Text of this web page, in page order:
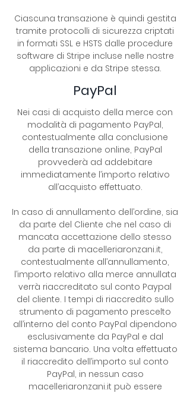
Ciascuna transazione è quindi gestita
tramite protocolli di sicurezza criptati
in formati SSL e HSTS dalle procedure
software di Stripe incluse nelle nostre
applicazioni e da Stripe stessa.
PayPal
Nei casi di acquisto della merce con
modalità di pagamento PayPal,
contestualmente alla conclusione
della transazione online, PayPal
provvederà ad addebitare
immediatamente l’importo relativo
all’acquisto effettuato.
In caso di annullamento dell’ordine, sia
da parte del Cliente che nel caso di
mancata accettazione dello stesso
da parte di macelleriaronzani.it,
contestualmente all’annullamento,
l’importo relativo alla merce annullata
verrà riaccreditato sul conto Paypal
del cliente. I tempi di riaccredito sullo
strumento di pagamento prescelto
all’interno del conto PayPal dipendono
esclusivamente da PayPal e dal
sistema bancario. Una volta effettuato
il riaccredito dell’importo sul conto
PayPal, in nessun caso
macelleriaronzani.it può essere